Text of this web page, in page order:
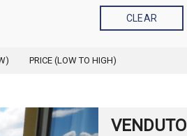
CLEAR
PRICE (LOW TO HIGH)
VENDUTO